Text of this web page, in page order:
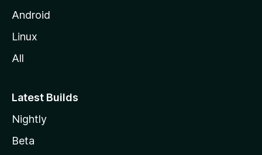
Android
Linux
All
Latest Builds
Nightly
Beta